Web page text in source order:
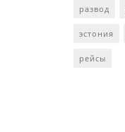
развод
эстония
рейсы